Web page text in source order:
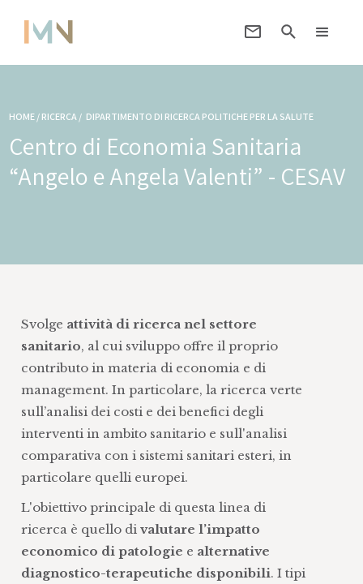
HOME / RICERCA / DIPARTIMENTO DI RICERCA POLITICHE PER LA SALUTE
Centro di Economia Sanitaria
“Angelo e Angela Valenti” - CESAV
Svolge attività di ricerca nel settore
sanitario, al cui sviluppo offre il proprio
contributo in materia di economia e di
management. In particolare, la ricerca verte
sull’analisi dei costi e dei benefici degli
interventi in ambito sanitario e sull'analisi
comparativa con i sistemi sanitari esteri, in
particolare quelli europei.
L'obiettivo principale di questa linea di
ricerca è quello di valutare l’impatto
economico di patologie e alternative
diagnostico-terapeutiche disponibili. I tipi